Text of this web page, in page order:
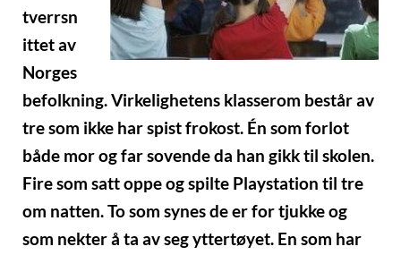
tverrsn
ittet av
Norges
befolkning. Virkelighetens klasserom består av
tre som ikke har spist frokost. Én som forlot
både mor og far sovende da han gikk til skolen.
Fire som satt oppe og spilte Playstation til tre
om natten. To som synes de er for tjukke og
som nekter å ta av seg yttertøyet. En som har